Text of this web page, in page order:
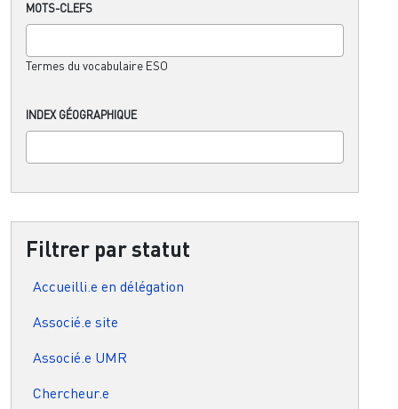
MOTS-CLEFS
Termes du vocabulaire ESO
INDEX GÉOGRAPHIQUE
Filtrer par statut
Accueilli.e en délégation
Associé.e site
Associé.e UMR
Chercheur.e